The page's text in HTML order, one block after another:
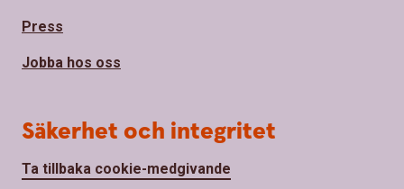
Press
Jobba hos oss
Säkerhet och integritet
Ta tillbaka cookie-medgivande